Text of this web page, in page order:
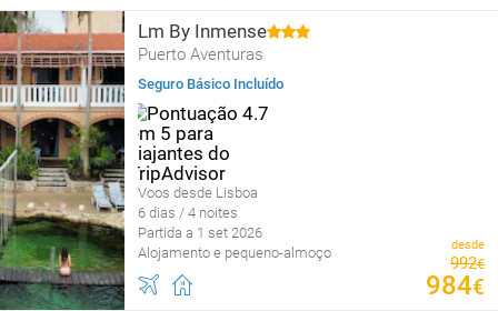
Lm By Inmense
Puerto Aventuras
Seguro Básico Incluído
Voos desde Lisboa
6 dias / 4 noites
Partida a 1 set 2026
Alojamento e pequeno-almoço
desde
992€
984€